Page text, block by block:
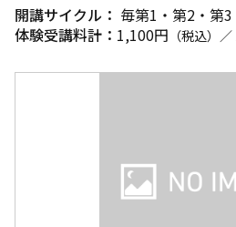
開講サイクル： 毎第1・第2・第
体験受講料計： 1,100円 （税込）